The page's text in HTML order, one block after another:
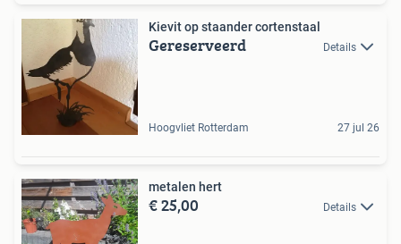
Kievit op staander cortenstaal
Gereserveerd Details
Hoogvliet Rotterdam 27 jul 26
metalen hert
€ 25,00 Details